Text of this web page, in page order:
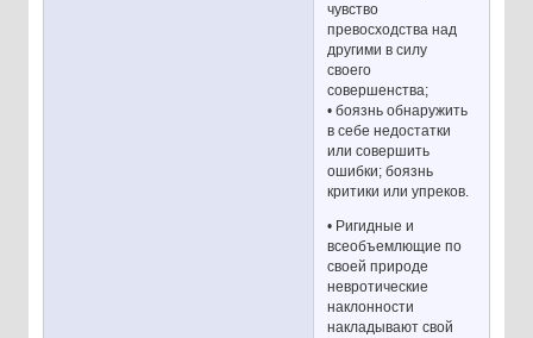
чувство
превосходства над
другими в силу
своего
совершенства;
• боязнь обнаружить
в себе недостатки
или совершить
ошибки; боязнь
критики или упреков.
• Ригидные и
всеобъемлющие по
своей природе
невротические
наклонности
накладывают свой